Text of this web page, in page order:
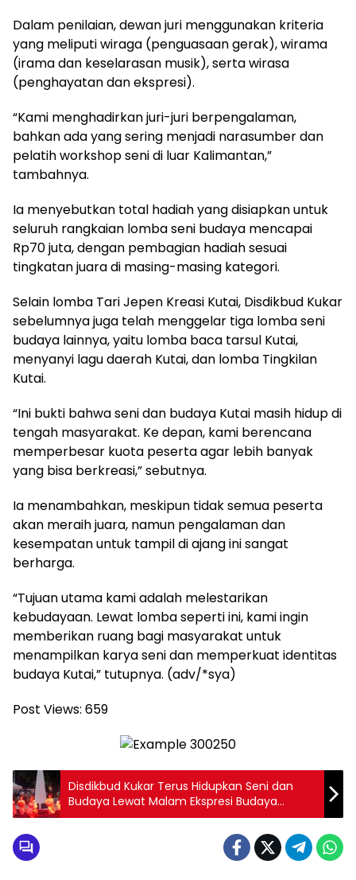
Dalam penilaian, dewan juri menggunakan kriteria
yang meliputi wiraga (penguasaan gerak), wirama
(irama dan keselarasan musik), serta wirasa
(penghayatan dan ekspresi).
“Kami menghadirkan juri-juri berpengalaman,
bahkan ada yang sering menjadi narasumber dan
pelatih workshop seni di luar Kalimantan,”
tambahnya.
Ia menyebutkan total hadiah yang disiapkan untuk
seluruh rangkaian lomba seni budaya mencapai
Rp70 juta, dengan pembagian hadiah sesuai
tingkatan juara di masing-masing kategori.
Selain lomba Tari Jepen Kreasi Kutai, Disdikbud Kukar
sebelumnya juga telah menggelar tiga lomba seni
budaya lainnya, yaitu lomba baca tarsul Kutai,
menyanyi lagu daerah Kutai, dan lomba Tingkilan
Kutai.
“Ini bukti bahwa seni dan budaya Kutai masih hidup di
tengah masyarakat. Ke depan, kami berencana
memperbesar kuota peserta agar lebih banyak
yang bisa berkreasi,” sebutnya.
Ia menambahkan, meskipun tidak semua peserta
akan meraih juara, namun pengalaman dan
kesempatan untuk tampil di ajang ini sangat
berharga.
“Tujuan utama kami adalah melestarikan
kebudayaan. Lewat lomba seperti ini, kami ingin
memberikan ruang bagi masyarakat untuk
menampilkan karya seni dan memperkuat identitas
budaya Kutai,” tutupnya. (adv/*sya)
Post Views: 659
Disdikbud Kukar Terus Hidupkan Seni dan
Budaya Lewat Malam Ekspresi Budaya
Tradisional